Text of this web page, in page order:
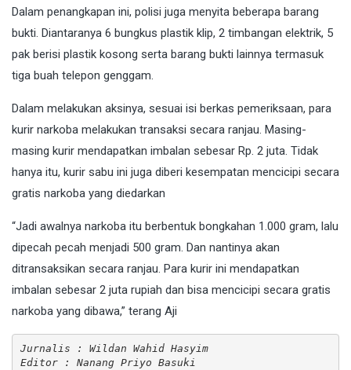
Dalam penangkapan ini, polisi juga menyita beberapa barang
bukti. Diantaranya 6 bungkus plastik klip, 2 timbangan elektrik, 5
pak berisi plastik kosong serta barang bukti lainnya termasuk
tiga buah telepon genggam.
Dalam melakukan aksinya, sesuai isi berkas pemeriksaan, para
kurir narkoba melakukan transaksi secara ranjau. Masing-
masing kurir mendapatkan imbalan sebesar Rp. 2 juta. Tidak
hanya itu, kurir sabu ini juga diberi kesempatan mencicipi secara
gratis narkoba yang diedarkan
“Jadi awalnya narkoba itu berbentuk bongkahan 1.000 gram, lalu
dipecah pecah menjadi 500 gram. Dan nantinya akan
ditransaksikan secara ranjau. Para kurir ini mendapatkan
imbalan sebesar 2 juta rupiah dan bisa mencicipi secara gratis
narkoba yang dibawa,” terang Aji
Jurnalis : Wildan Wahid Hasyim
Editor : Nanang Priyo Basuki